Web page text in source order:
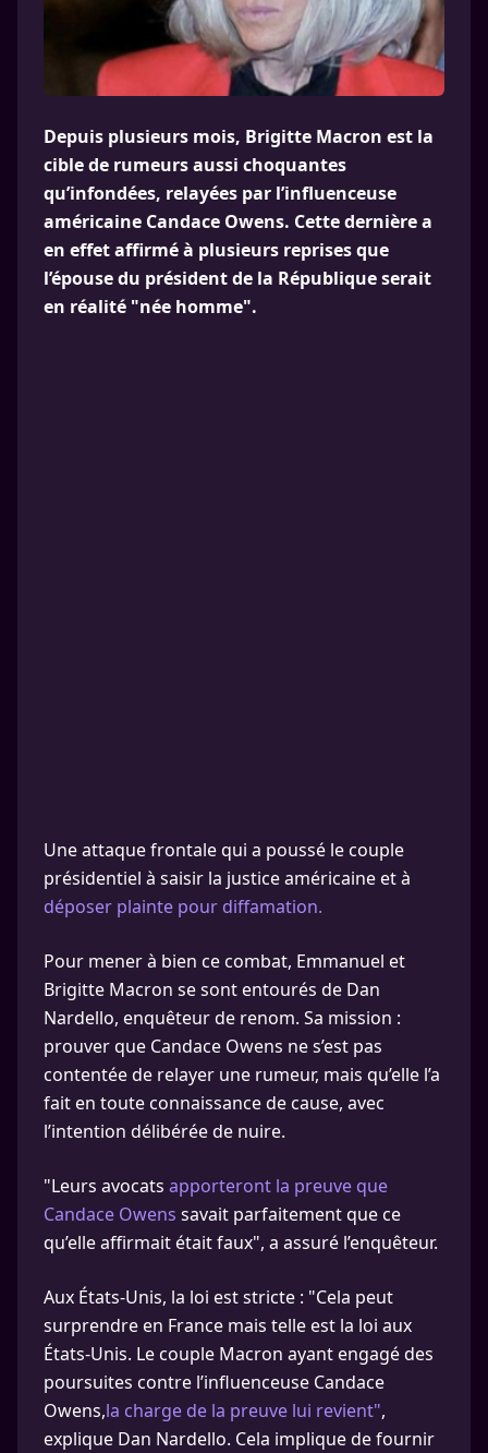
Depuis plusieurs mois, Brigitte Macron est la
cible de rumeurs aussi choquantes
qu’infondées, relayées par l’influenceuse
américaine Candace Owens. Cette dernière a
en effet affirmé à plusieurs reprises que
l’épouse du président de la République serait
en réalité "née homme".
Une attaque frontale qui a poussé le couple
présidentiel à saisir la justice américaine et à
déposer plainte pour diffamation.
Pour mener à bien ce combat, Emmanuel et
Brigitte Macron se sont entourés de Dan
Nardello, enquêteur de renom. Sa mission :
prouver que Candace Owens ne s’est pas
contentée de relayer une rumeur, mais qu’elle l’a
fait en toute connaissance de cause, avec
l’intention délibérée de nuire.
"Leurs avocats apporteront la preuve que
Candace Owens savait parfaitement que ce
qu’elle affirmait était faux", a assuré l’enquêteur.
Aux États-Unis, la loi est stricte : "Cela peut
surprendre en France mais telle est la loi aux
États-Unis. Le couple Macron ayant engagé des
poursuites contre l’influenceuse Candace
Owens,la charge de la preuve lui revient",
explique Dan Nardello. Cela implique de fournir